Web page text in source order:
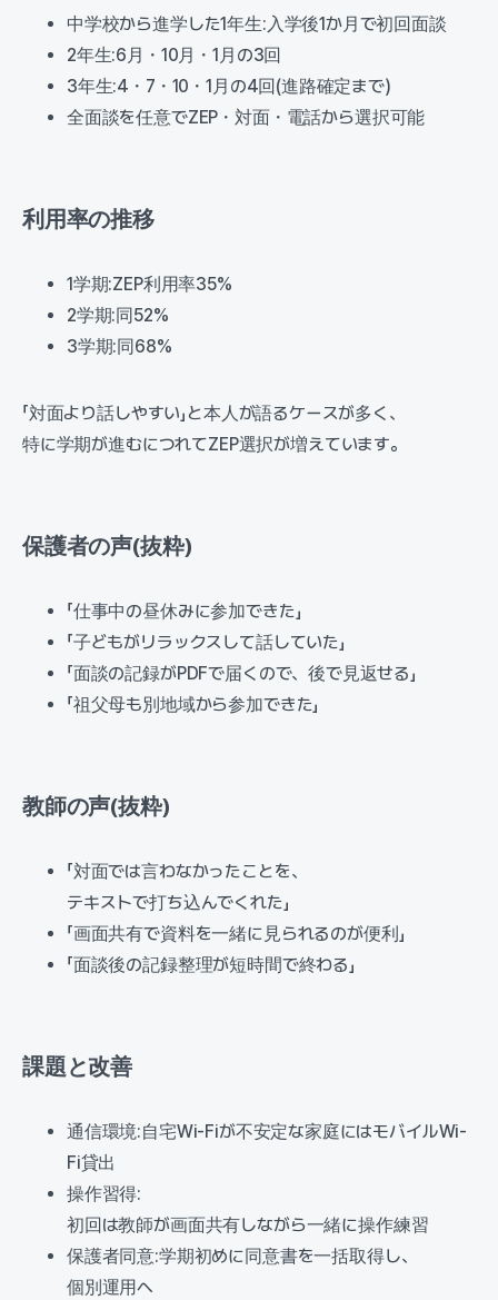
中学校から進学した1年生:入学後1か月で初回面談
2年生:6月・10月・1月の3回
3年生:4・7・10・1月の4回(進路確定まで)
全面談を任意でZEP・対面・電話から選択可能
利用率の推移
1学期:ZEP利用率35%
2学期:同52%
3学期:同68%
「対面より話しやすい」と本人が語るケースが多く、
特に学期が進むにつれてZEP選択が増えています。
保護者の声(抜粋)
「仕事中の昼休みに参加できた」
「子どもがリラックスして話していた」
「面談の記録がPDFで届くので、後で見返せる」
「祖父母も別地域から参加できた」
教師の声(抜粋)
「対面では言わなかったことを、
テキストで打ち込んでくれた」
「画面共有で資料を一緒に見られるのが便利」
「面談後の記録整理が短時間で終わる」
課題と改善
通信環境:自宅Wi-Fiが不安定な家庭にはモバイルWi-
Fi貸出
操作習得:
初回は教師が画面共有しながら一緒に操作練習
保護者同意:学期初めに同意書を一括取得し、
個別運用へ